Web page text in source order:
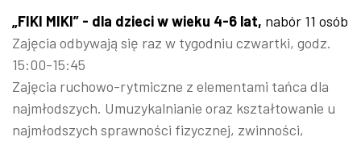
„FIKI MIKI” - dla dzieci w wieku 4-6 lat, nabór 11 osób
Zajęcia odbywają się raz w tygodniu czwartki, godz.
15:00-15:45
Zajęcia ruchowo-rytmiczne z elementami tańca dla
najmłodszych. Umuzykalnianie oraz kształtowanie u
najmłodszych sprawności fizycznej, zwinności,